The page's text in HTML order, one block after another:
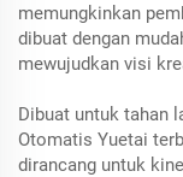
memungkinkan
dibuat dengan
mewujudkan visi
Dibuat untuk tahan
Otomatis Yuetai
dirancang untuk